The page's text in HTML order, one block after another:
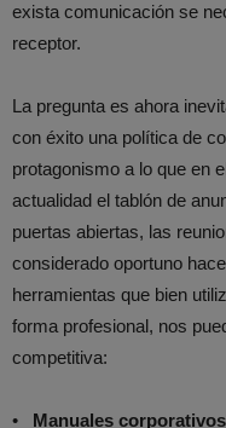
exista comunicación se
receptor.
La pregunta es ahora
con éxito una política de
protagonismo a lo que en
actualidad el tablón de
puertas abiertas, las
considerado oportuno
herramientas que bien
forma profesional, nos
competitiva:
• Manuales